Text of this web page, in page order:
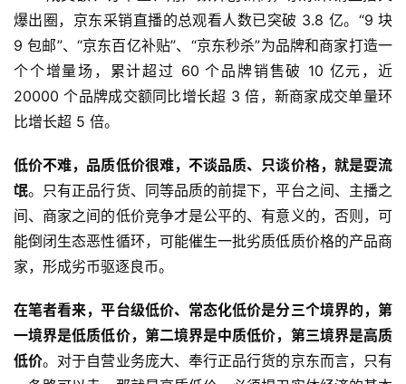
爆出圈，京东采销直播的总观看人数已突破 3.8 亿。“9 块
9 包邮”、“京东百亿补贴”、“京东秒杀”为品牌和商家打造一
个个增量场，累计超过 60 个品牌销售破 10 亿元，近
20000 个品牌成交额同比增长超 3 倍，新商家成交单量环
比增长超 5 倍。
低价不难，品质低价很难，不谈品质、只谈价格，就是耍流
氓。只有正品行货、同等品质的前提下，平台之间、主播之
间、商家之间的低价竞争才是公平的、有意义的，否则，可
能倒闭生态恶性循环，可能催生一批劣质低质价格的产品商
家，形成劣币驱逐良币。
在笔者看来，平台级低价、常态化低价是分三个境界的，第
一境界是低质低价，第二境界是中质低价，第三境界是高质
低价。对于自营业务庞大、奉行正品行货的京东而言，只有